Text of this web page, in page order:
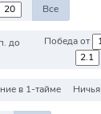
Все
до
Победа от
в 1-тайме